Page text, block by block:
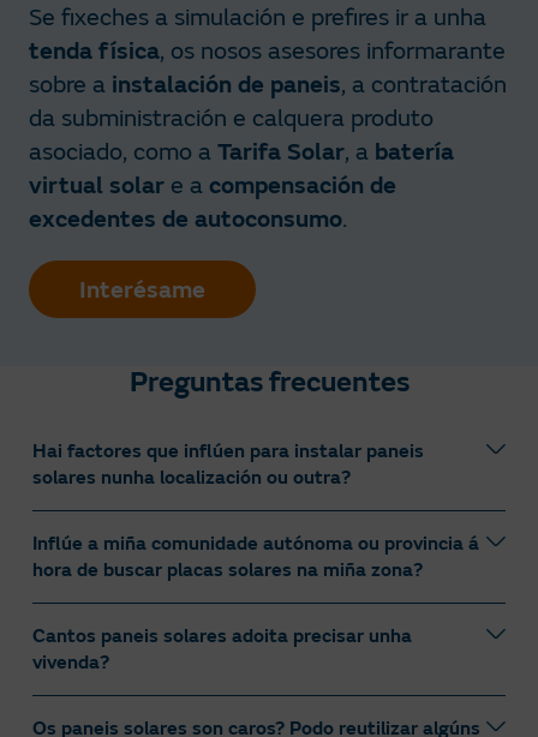
Se fixeches a simulación e prefires ir a unha
tenda física, os nosos asesores informarante
sobre a instalación de paneis, a contratación
da subministración e calquera produto
asociado, como a Tarifa Solar, a batería
virtual solar e a compensación de
excedentes de autoconsumo.
Interésame
Preguntas frecuentes
Hai factores que inflúen para instalar paneis
solares nunha localización ou outra?
Os principais factores que poden influír á hora de
instalar placas solares nunha localización son:
paneis ao sur (no hemisferio norte) e axustar a
inclinación segundo a latitude para maximizar a
captación solar.
Inflúe a miña comunidade autónoma ou provincia á
hora de buscar placas solares na miña zona?
Si, máis do que cres. É posible que o primeiro que che
veña á mente sexa o clima. As condicións
meteorolóxicas en España cambian dunha
comunidade autónoma á outra, ás veces mesmo entre
Cantos paneis solares adoita precisar unha
vivenda?
Os paneis solares son caros? Podo reutilizar algúns